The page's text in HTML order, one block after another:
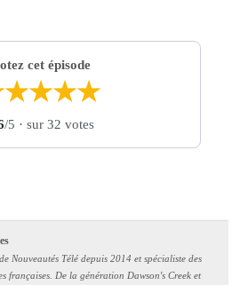
cet épisode
★★★★
/5 · sur 32 votes
Nouveautés Télé depuis 2014 et spécialiste des
françaises. De la génération Dawson's Creek et